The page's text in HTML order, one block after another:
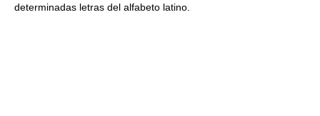
determinadas letras del alfabeto latino.